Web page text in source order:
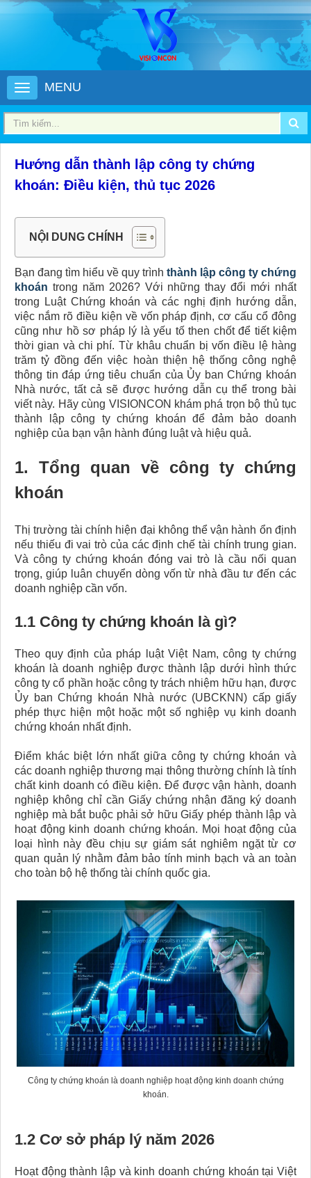
MENU
Hướng dẫn thành lập công ty chứng
khoán​: Điều kiện, thủ tục 2026
NỘI DUNG CHÍNH
Bạn đang tìm hiểu về quy trình thành lập công ty chứng
khoán trong năm 2026? Với những thay đổi mới nhất
trong Luật Chứng khoán và các nghị định hướng dẫn,
việc nắm rõ điều kiện về vốn pháp định, cơ cấu cổ đông
cũng như hồ sơ pháp lý là yếu tố then chốt để tiết kiệm
thời gian và chi phí. Từ khâu chuẩn bị vốn điều lệ hàng
trăm tỷ đồng đến việc hoàn thiện hệ thống công nghệ
thông tin đáp ứng tiêu chuẩn của Ủy ban Chứng khoán
Nhà nước, tất cả sẽ được hướng dẫn cụ thể trong bài
viết này. Hãy cùng VISIONCON khám phá trọn bộ thủ tục
thành lập công ty chứng khoán để đảm bảo doanh
nghiệp của bạn vận hành đúng luật và hiệu quả.
1. Tổng quan về công ty chứng
khoán
Thị trường tài chính hiện đại không thể vận hành ổn định
nếu thiếu đi vai trò của các định chế tài chính trung gian.
Và công ty chứng khoán đóng vai trò là cầu nối quan
trọng, giúp luân chuyển dòng vốn từ nhà đầu tư đến các
doanh nghiệp cần vốn.
1.1 Công ty chứng khoán là gì?
Theo quy định của pháp luật Việt Nam, công ty chứng
khoán là doanh nghiệp được thành lập dưới hình thức
công ty cổ phần hoặc công ty trách nhiệm hữu hạn, được
Ủy ban Chứng khoán Nhà nước (UBCKNN) cấp giấy
phép thực hiện một hoặc một số nghiệp vụ kinh doanh
chứng khoán nhất định.
Điểm khác biệt lớn nhất giữa công ty chứng khoán và
các doanh nghiệp thương mại thông thường chính là tính
chất kinh doanh có điều kiện. Để được vận hành, doanh
nghiệp không chỉ cần Giấy chứng nhận đăng ký doanh
nghiệp mà bắt buộc phải sở hữu Giấy phép thành lập và
hoạt động kinh doanh chứng khoán. Mọi hoạt động của
loại hình này đều chịu sự giám sát nghiêm ngặt từ cơ
quan quản lý nhằm đảm bảo tính minh bạch và an toàn
cho toàn bộ hệ thống tài chính quốc gia.
Công ty chứng khoán là doanh nghiệp hoạt động kinh doanh chứng
khoán.
1.2 Cơ sở pháp lý năm 2026
Hoạt động thành lập và kinh doanh chứng khoán tại Việt